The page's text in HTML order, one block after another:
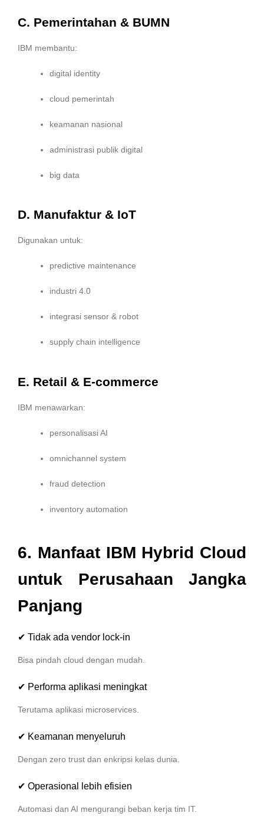
C. Pemerintahan & BUMN
IBM membantu:
digital identity
cloud pemerintah
keamanan nasional
administrasi publik digital
big data
D. Manufaktur & IoT
Digunakan untuk:
predictive maintenance
industri 4.0
integrasi sensor & robot
supply chain intelligence
E. Retail & E-commerce
IBM menawarkan:
personalisasi AI
omnichannel system
fraud detection
inventory automation
6. Manfaat IBM Hybrid Cloud
untuk Perusahaan Jangka
Panjang
✔ Tidak ada vendor lock-in
Bisa pindah cloud dengan mudah.
✔ Performa aplikasi meningkat
Terutama aplikasi microservices.
✔ Keamanan menyeluruh
Dengan zero trust dan enkripsi kelas dunia.
✔ Operasional lebih efisien
Automasi dan AI mengurangi beban kerja tim IT.